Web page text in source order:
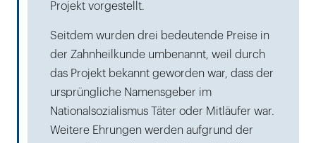
Projekt vorgestellt.
Seitdem wurden drei bedeutende Preise in
der Zahnheilkunde umbenannt, weil durch
das Projekt bekannt geworden war, dass der
ursprüngliche Namensgeber im
Nationalsozialismus Täter oder Mitläufer war.
Weitere Ehrungen werden aufgrund der